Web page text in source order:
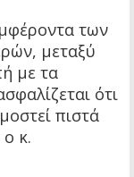
των
μεταξύ
με τα
ότι
πιστά
ο κ.